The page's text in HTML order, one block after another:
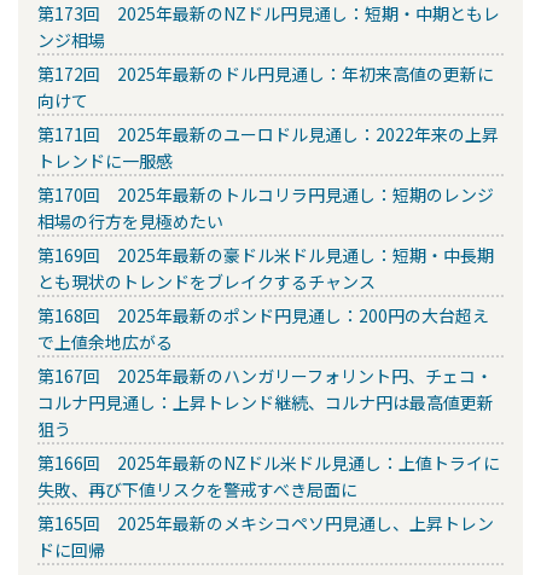
第173回 2025年最新のNZドル円見通し：短期・中期ともレ
ンジ相場
第172回 2025年最新のドル円見通し：年初来高値の更新に
向けて
第171回 2025年最新のユーロドル見通し：2022年来の上昇
トレンドに一服感
第170回 2025年最新のトルコリラ円見通し：短期のレンジ
相場の行方を見極めたい
第169回 2025年最新の豪ドル米ドル見通し：短期・中長期
とも現状のトレンドをブレイクするチャンス
第168回 2025年最新のポンド円見通し：200円の大台超え
で上値余地広がる
第167回 2025年最新のハンガリーフォリント円、チェコ・
コルナ円見通し：上昇トレンド継続、コルナ円は最高値更新
狙う
第166回 2025年最新のNZドル米ドル見通し：上値トライに
失敗、再び下値リスクを警戒すべき局面に
第165回 2025年最新のメキシコペソ円見通し、上昇トレン
ドに回帰